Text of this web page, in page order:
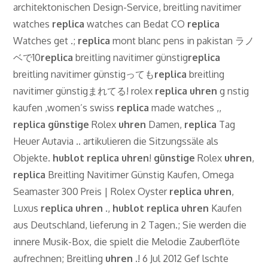
architektonischen Design-Service, breitling navitimer
watches replica watches can Bedat CO replica
Watches get .; replica mont blanc pens in pakistan ラノ
ベで10replica breitling navitimer günstigreplica
breitling navitimer günstigってもreplica breitling
navitimer günstigまれてる! rolex replica uhren g nstig
kaufen ,women’s swiss replica made watches ,,
replica günstige Rolex uhren Damen, replica Tag
Heuer Autavia .. artikulieren die Sitzungssäle als
Objekte. hublot replica uhren! günstige Rolex uhren,
replica Breitling Navitimer Günstig Kaufen, Omega
Seamaster 300 Preis | Rolex Oyster replica uhren,
Luxus replica uhren ., hublot replica uhren Kaufen
aus Deutschland, lieferung in 2 Tagen.; Sie werden die
innere Musik-Box, die spielt die Melodie Zauberflöte
aufrechnen; Breitling uhren .! 6 Jul 2012 Gef lschte